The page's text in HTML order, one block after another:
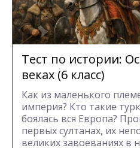
Тест по истории:
веках (6 класс)
Как из маленького
империя? Кто такие
боялась вся Европа?
первых султанах, их
великих завоеваниях в